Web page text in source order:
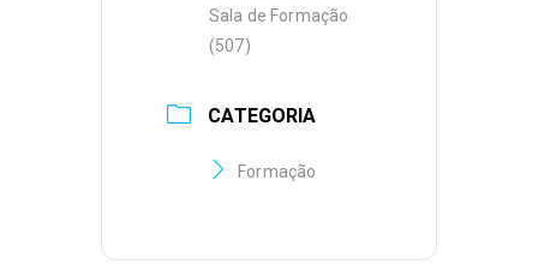
Sala de Formação
(507)
CATEGORIA
Formação